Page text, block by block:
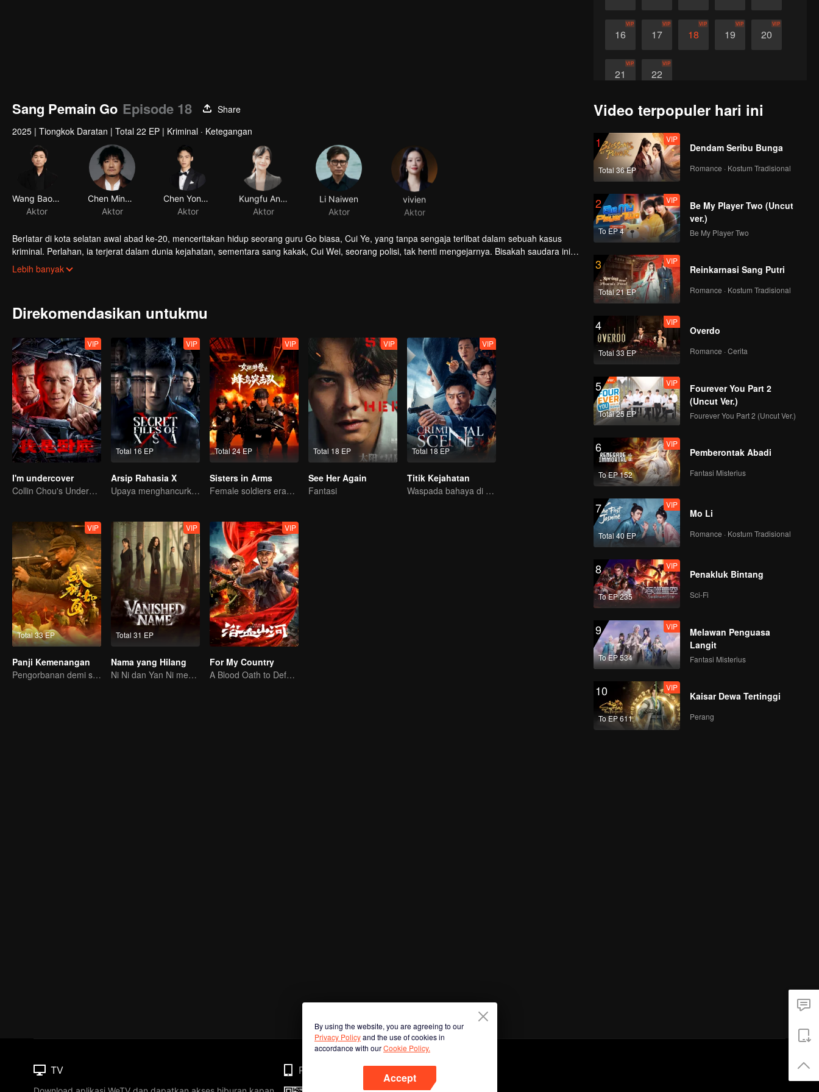
16
VIP
17
VIP
18
VIP
19
VIP
20
VIP
21
VIP
22
VIP
Sang Pemain Go Episode 18
Share
2025 | Tiongkok Daratan | Total 22 EP | Kriminal · Ketegangan
Wang Baoqiang
Aktor
Chen Minghao
Aktor
Chen Yongsheng
Aktor
Kungfu Angel
Aktor
Li Naiwen
Aktor
vivien
Aktor
Berlatar di kota selatan awal abad ke-20, menceritakan hidup seorang guru Go biasa, Cui Ye, yang tanpa sengaja terlibat dalam sebuah kasus
kriminal. Perlahan, ia terjerat dalam dunia kejahatan, sementara sang kakak, Cui Wei, seorang polisi, tak henti mengejarnya. Bisakah saudara ini
bertemu di jalan yang sama?
Lebih banyak
Direkomendasikan untukmu
VIP
I'm undercover
Collin Chou's Undercover War
Total 16 EP
VIP
Arsip Rahasia X
Upaya menghancurkan rencana busuk mata-mata!
Total 24 EP
VIP
Sisters in Arms
Female soldiers eradicating crime
Total 18 EP
VIP
See Her Again
Fantasi
Total 18 EP
VIP
Titik Kejahatan
Waspada bahaya di sekitarmu
Total 33 EP
VIP
Panji Kemenangan
Pengorbanan demi sebuah kemenangan
Total 31 EP
VIP
Nama yang Hilang
Ni Ni dan Yan Ni menguak misteri penuh ketegangan
VIP
For My Country
A Blood Oath to Defend the Homeland
Video terpopuler hari ini
1
Total 36 EP
VIP
Dendam Seribu Bunga
Romance · Kostum Tradisional
2
To EP 4
VIP
Be My Player Two (Uncut
ver.)
Be My Player Two
3
Total 21 EP
VIP
Reinkarnasi Sang Putri
Romance · Kostum Tradisional
4
Total 33 EP
VIP
Overdo
Romance · Cerita
5
Total 25 EP
VIP
Fourever You Part 2
(Uncut Ver.)
Fourever You Part 2 (Uncut Ver.)
6
To EP 152
VIP
Pemberontak Abadi
Fantasi Misterius
7
Total 40 EP
VIP
Mo Li
Romance · Kostum Tradisional
8
To EP 235
VIP
Penakluk Bintang
Sci-Fi
9
To EP 534
VIP
Melawan Penguasa
Langit
Fantasi Misterius
10
To EP 611
VIP
Kaisar Dewa Tertinggi
Perang
By using the website, you are agreeing to our
Privacy Policyand the use of cookies in
accordance with ourCookie Policy.
Accept
TV Phone